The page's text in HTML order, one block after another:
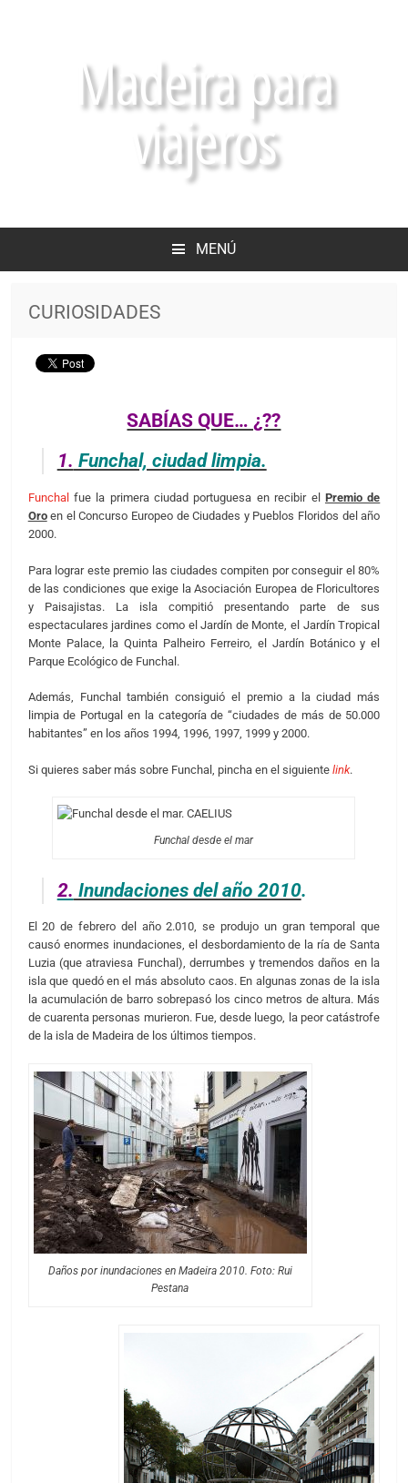
Madeira para
viajeros
MENÚ
CURIOSIDADES
SABÍAS QUE… ¿??
1. Funchal, ciudad limpia.
Funchal fue la primera ciudad portuguesa en recibir el Premio de
Oroen el Concurso Europeo de Ciudades y Pueblos Floridos del año
2000.
Para lograr este premio las ciudades compiten por conseguir el 80%
de las condiciones que exige la Asociación Europea de Floricultores
y Paisajistas. La isla compitió presentando parte de sus
espectaculares jardines como el Jardín de Monte, el Jardín Tropical
Monte Palace, la Quinta Palheiro Ferreiro, el Jardín Botánico y el
Parque Ecológico de Funchal.
Además, Funchal también consiguió el premio a la ciudad más
limpia de Portugal en la categoría de “ciudades de más de 50.000
habitantes” en los años 1994, 1996, 1997, 1999 y 2000.
Si quieres saber más sobre Funchal, pincha en el siguiente link.
Funchal desde el mar
2. Inundaciones del año 2010.
El 20 de febrero del año 2.010, se produjo un gran temporal que
causó enormes inundaciones, el desbordamiento de la ría de Santa
Luzia (que atraviesa Funchal), derrumbes y tremendos daños en la
isla que quedó en el más absoluto caos. En algunas zonas de la isla
la acumulación de barro sobrepasó los cinco metros de altura. Más
de cuarenta personas murieron. Fue, desde luego, la peor catástrofe
de la isla de Madeira de los últimos tiempos.
Daños por inundaciones en Madeira 2010. Foto: Rui
Pestana